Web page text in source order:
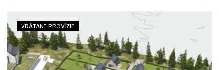
VRÁTANE PROVÍZIE